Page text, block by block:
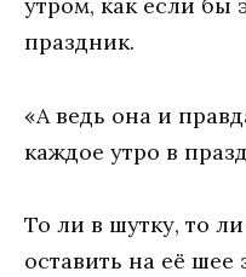
праздник.
«А ведь она и
каждое утро в
То ли в шутку, то
оставить на её шее